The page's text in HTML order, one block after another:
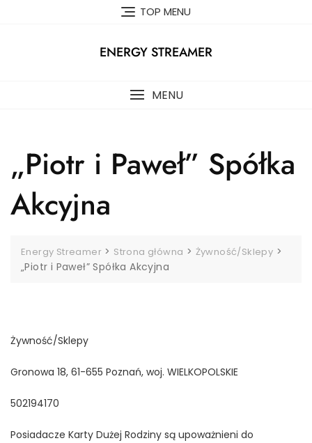
TOP MENU
ENERGY STREAMER
MENU
„Piotr i Paweł” Spółka
Akcyjna
Energy Streamer > Strona główna > Żywność/Sklepy >
„Piotr i Paweł” Spółka Akcyjna
Żywność/Sklepy
Gronowa 18, 61-655 Poznań, woj. WIELKOPOLSKIE
502194170
Posiadacze Karty Dużej Rodziny są upoważnieni do